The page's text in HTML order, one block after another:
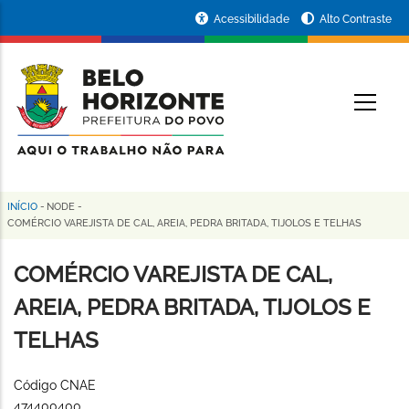
conteúdo
principal
da
Prefeitura
de
Horizonte
Acessibilidade Alto Contraste
Trilha
navegação
INÍCIO - NODE -
COMÉRCIO VAREJISTA DE CAL, AREIA, PEDRA BRITADA, TIJOLOS E TELHAS
COMÉRCIO VAREJISTA DE CAL,
AREIA, PEDRA BRITADA, TIJOLOS E
TELHAS
Código CNAE